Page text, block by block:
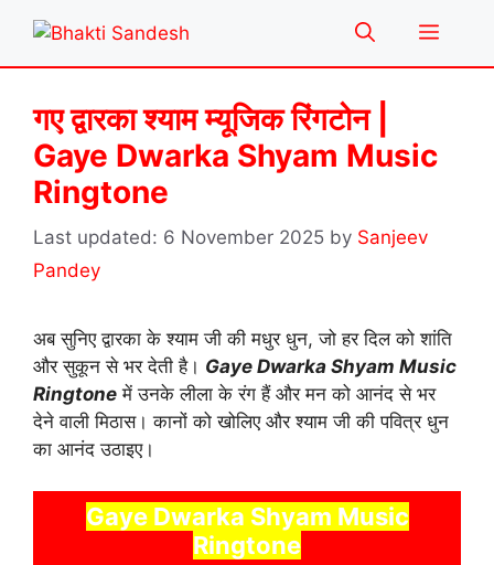
content
Menu
गए द्वारका श्याम म्यूजिक रिंगटोन |
Gaye Dwarka Shyam Music
Ringtone
6 November 2025 by Sanjeev
Pandey
अब सुनिए द्वारका के श्याम जी की मधुर धुन, जो हर दिल को शांति
और सुकून से भर देती है। Gaye Dwarka Shyam Music
Ringtone में उनके लीला के रंग हैं और मन को आनंद से भर
देने वाली मिठास। कानों को खोलिए और श्याम जी की पवित्र धुन
का आनंद उठाइए।
Gaye Dwarka Shyam Music
Ringtone